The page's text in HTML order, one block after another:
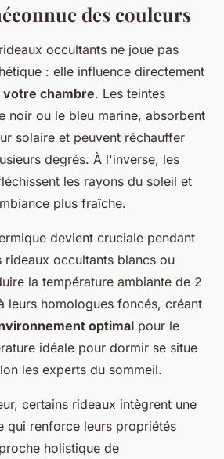
des couleurs
occultants ne joue pas
: elle influence directement
chambre. Les teintes
noir ou le bleu marine, absorbent
solaire et peuvent réchauffer
degrés. À l'inverse, les
les rayons du soleil et
plus fraîche.
devient cruciale pendant
rideaux occultants blancs ou
la température ambiante de 2
leurs homologues foncés, créant
optimal pour le
idéale pour dormir se situe
les experts du sommeil.
certains rideaux intègrent une
qui renforce leurs propriétés
holistique de